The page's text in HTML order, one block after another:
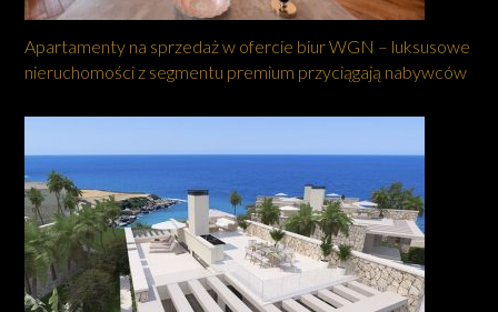
Apartamenty na sprzedaż w ofercie biur WGN – luksusowe
nieruchomości z segmentu premium przyciągają nabywców